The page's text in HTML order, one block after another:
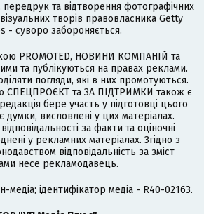
та відтворення фотографічних
творів правовласника Getty
- суворо забороняється.
PROMOTED, НОВИНИ КОМПАНІЙ та
та публікуються на правах реклами.
погляди, які в них промотуються.
СПЕЦПРОЄКТ та ЗА ПІДТРИМКИ також є
бере участь у підготовці цього
думки, висловлені у цих матеріалах.
за факти та оціночні
у рекламних матеріалах. Згідно з
відповідальність за зміст
несе рекламодавець.
медіа; ідентифікатор медіа - R40-02163.